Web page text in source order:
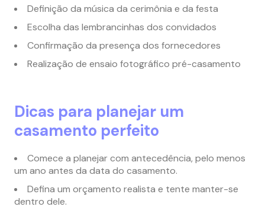
Definição da música da cerimônia e da festa
Escolha das lembrancinhas dos convidados
Confirmação da presença dos fornecedores
Realização de ensaio fotográfico pré-casamento
Dicas para planejar um
casamento perfeito
Comece a planejar com antecedência, pelo menos
um ano antes da data do casamento.
Defina um orçamento realista e tente manter-se
dentro dele.